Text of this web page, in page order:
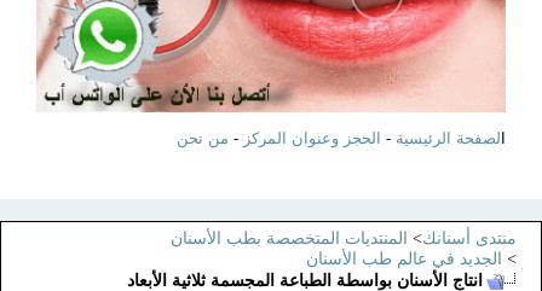
لصفحة الرئيسية-الحجز وعنوان المركز-من نحن
منتدى أسنانك>المنتديات المتخصصة بطب الأسنان
>الجديد في عالم طب الأسنان
انتاج الأسنان بواسطة الطباعة المجسمة ثلاثية الأبعاد